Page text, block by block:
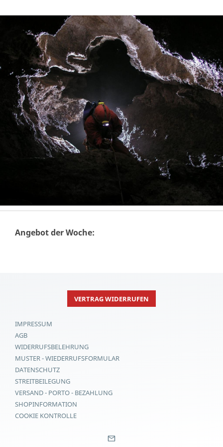
Angebot der Woche:
VERTRAG WIDERRUFEN
IMPRESSUM
AGB
WIDERRUFSBELEHRUNG
MUSTER - WIEDERRUFSFORMULAR
DATENSCHUTZ
STREITBEILEGUNG
VERSAND - PORTO - BEZAHLUNG
SHOPINFORMATION
COOKIE KONTROLLE